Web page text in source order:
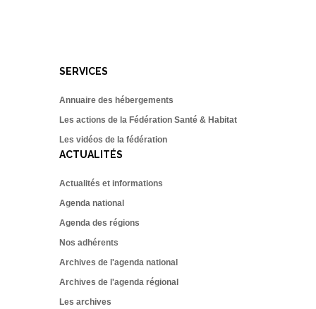
SERVICES
Annuaire des hébergements
Les actions de la Fédération Santé & Habitat
Les vidéos de la fédération
ACTUALITÉS
Actualités et informations
Agenda national
Agenda des régions
Nos adhérents
Archives de l'agenda national
Archives de l'agenda régional
Les archives